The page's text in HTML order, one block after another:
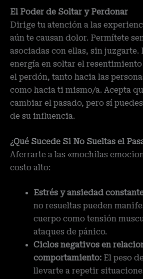
El Poder de Soltar y Perdonar
Dirige tu atención a las
aún te causan dolor. Permítete
asociadas con ellas, sin juzgarte.
energía en soltar el
el perdón, tanto hacia las
como hacia ti mismo/a. Acepta
cambiar el pasado, pero sí
de su influencia.
¿Qué Sucede Si No Sueltas el
Aferrarte a las «mochilas
costo alto:
Estrés y ansiedad
no resueltas pueden
cuerpo como tensión
ataques de pánico.
Ciclos negativos en
comportamiento:El peso
llevarte a repetir